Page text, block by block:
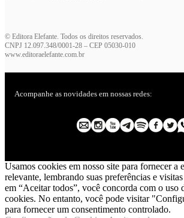
© Editora Elefante. Todos os direitos reservados.
CNPJ 12.097.348/0001-28 – CEP 05030-010
www.editoraelefante.com.br
Acompanhe as novidades em nossas redes:
Usamos cookies em nosso site para fornecer a
relevante, lembrando suas preferências e
em “Aceitar todos”, você concorda com o uso
cookies. No entanto, você pode visitar
para fornecer um consentimento controlado.